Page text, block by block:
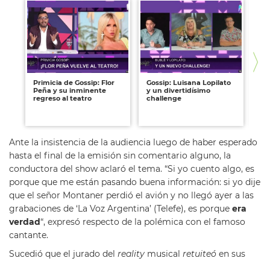
Primicia de Gossip: Flor
Peña y su inminente
regreso al teatro
Gossip: Luisana Lopilato
y un divertidísimo
challenge
Ante la insistencia de la audiencia luego de haber esperado
hasta el final de la emisión sin comentario alguno, la
conductora del show aclaró el tema. “Si yo cuento algo, es
porque que me están pasando buena información: si yo dije
que el señor Montaner perdió el avión y no llegó ayer a las
grabaciones de ‘La Voz Argentina’ (Telefe), es porque era
verdad“, expresó respecto de la polémica con el famoso
cantante.
Sucedió que el jurado del reality musical retuiteó en sus